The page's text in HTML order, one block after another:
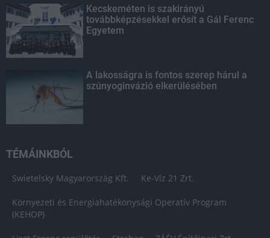
Kecskeméten is szakirányú
továbbképzésekkel erősít a Gál Ferenc
Egyetem
A lakosságra is fontos szerep hárul a
szúnyoginvázió elkerülésében
TÉMÁINKBÓL
Swietelsky Magyarország Kft. Ke-Víz 21 Zrt.
Környezeti és Energiahatékonysági Operatív Program
(KEHOP)